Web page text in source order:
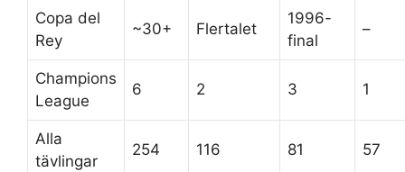
Copa del
Rey
~30+ Flertalet
1996-
final
–
Champions
League
6 2 3 1
Alla
tävlingar
254 116 81 57